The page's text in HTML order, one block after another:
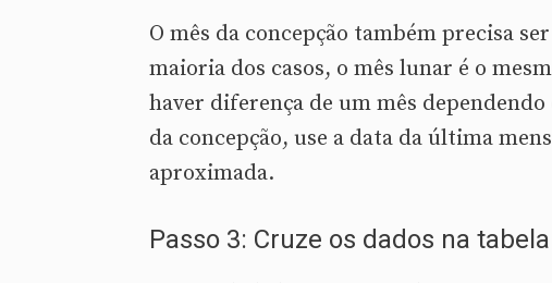
O mês da concepção também precisa
maioria dos casos, o mês lunar é o
haver diferença de um mês dependendo
da concepção, use a data da última
aproximada.
Passo 3: Cruze os dados na tabela